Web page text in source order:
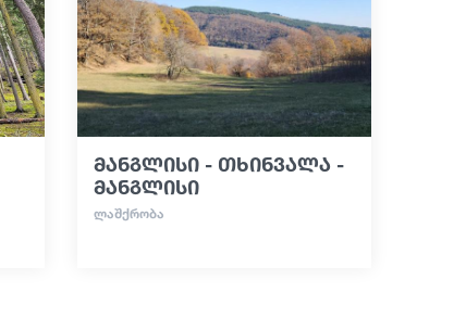
მანგლისი - თხინვალა -
მანგლისი
ᲚᲐᲨᲥᲠᲝᲑᲐ